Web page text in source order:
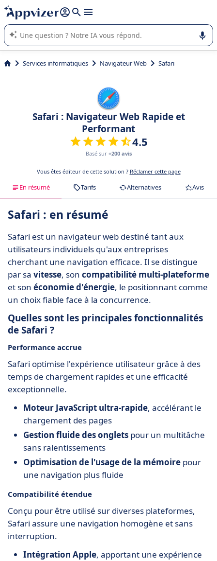
répondre (plusieurs lignes avec
L'IA de Appvizer vous guide dans l'utilisation ou la sélection de
logiciel SaaS en entreprise.
Services informatiques Navigateur Web Safari
Safari : Navigateur Web Rapide et
Performant
4.5
Basé sur +200 avis
Vous êtes éditeur de cette solution ? Réclamer cette page
En résumé Tarifs Alternatives Avis
Safari : en résumé
Safari est un navigateur web destiné tant aux
utilisateurs individuels qu'aux entreprises
cherchant une navigation efficace. Il se distingue
par sa vitesse, son compatibilité multi-plateforme
et son économie d'énergie, le positionnant comme
un choix fiable face à la concurrence.
Quelles sont les principales fonctionnalités
de Safari ?
Performance accrue
Safari optimise l'expérience utilisateur grâce à des
temps de chargement rapides et une efficacité
exceptionnelle.
Moteur JavaScript ultra-rapide, accélérant le
chargement des pages
Gestion fluide des onglets pour un multitâche
sans ralentissements
Optimisation de l'usage de la mémoire pour
une navigation plus fluide
Compatibilité étendue
Conçu pour être utilisé sur diverses plateformes,
Safari assure une navigation homogène et sans
interruption.
Intégration Apple, apportant une expérience